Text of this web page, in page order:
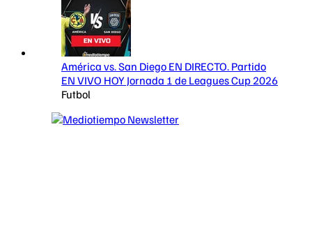
América vs. San Diego EN DIRECTO. Partido
EN VIVO HOY Jornada 1 de Leagues Cup 2026
Futbol